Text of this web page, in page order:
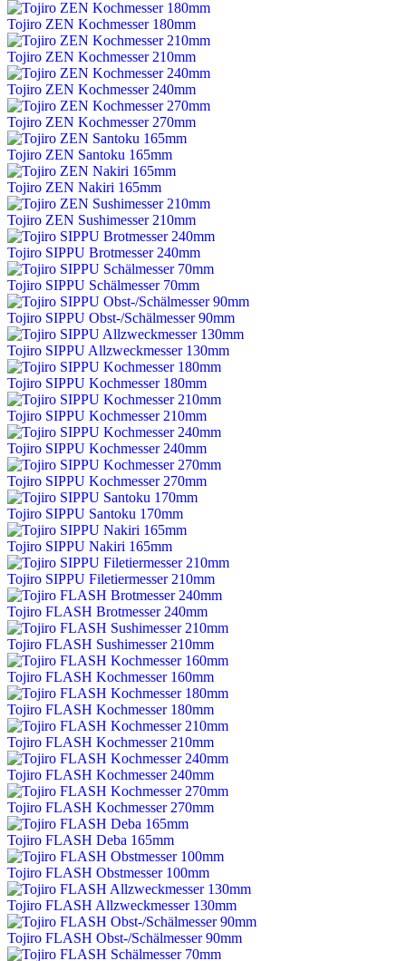
Tojiro ZEN Kochmesser 180mm
Tojiro ZEN Kochmesser 210mm
Tojiro ZEN Kochmesser 240mm
Tojiro ZEN Kochmesser 270mm
Tojiro ZEN Santoku 165mm
Tojiro ZEN Nakiri 165mm
Tojiro ZEN Sushimesser 210mm
Tojiro SIPPU Brotmesser 240mm
Tojiro SIPPU Schälmesser 70mm
Tojiro SIPPU Obst-/Schälmesser 90mm
Tojiro SIPPU Allzweckmesser 130mm
Tojiro SIPPU Kochmesser 180mm
Tojiro SIPPU Kochmesser 210mm
Tojiro SIPPU Kochmesser 240mm
Tojiro SIPPU Kochmesser 270mm
Tojiro SIPPU Santoku 170mm
Tojiro SIPPU Nakiri 165mm
Tojiro SIPPU Filetiermesser 210mm
Tojiro FLASH Brotmesser 240mm
Tojiro FLASH Sushimesser 210mm
Tojiro FLASH Kochmesser 160mm
Tojiro FLASH Kochmesser 180mm
Tojiro FLASH Kochmesser 210mm
Tojiro FLASH Kochmesser 240mm
Tojiro FLASH Kochmesser 270mm
Tojiro FLASH Deba 165mm
Tojiro FLASH Obstmesser 100mm
Tojiro FLASH Allzweckmesser 130mm
Tojiro FLASH Obst-/Schälmesser 90mm